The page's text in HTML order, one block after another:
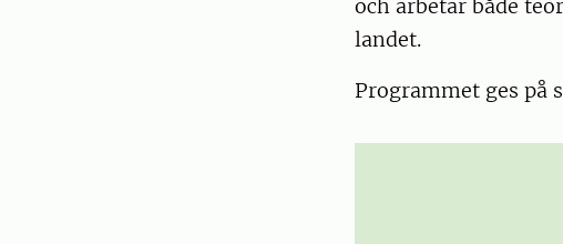
och arbetar både
landet.
Programmet ges på